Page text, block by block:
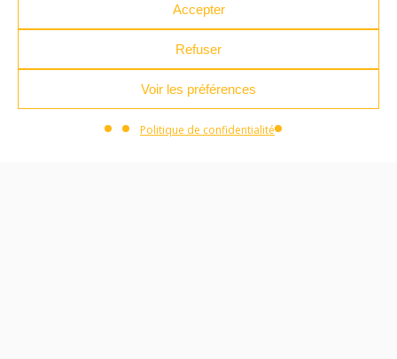
Accepter
Refuser
Voir les préférences
Politique de confidentialité
04 71 04 37 35
ateliersdesarts@lepuyenvelay.fr